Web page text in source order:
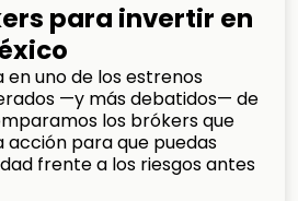
para invertir en
en uno de los estrenos
—y más debatidos— de
los brókers que
para que puedas
frente a los riesgos antes